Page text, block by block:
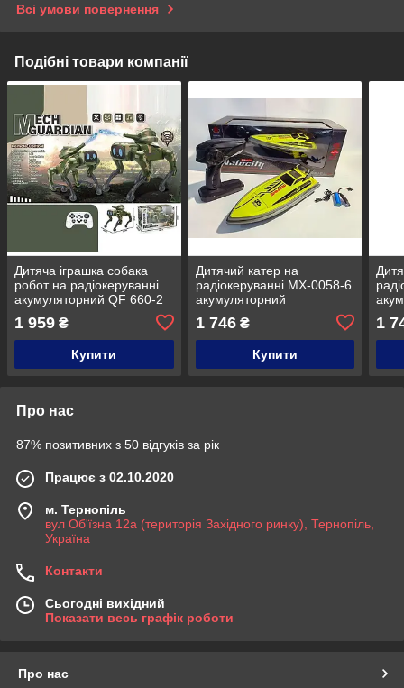
Всі умови повернення
Подібні товари компанії
Дитяча іграшка собака
робот на радіокеруванні
акумуляторний QF 660-2
1 959 ₴
Купити
Дитячий катер на
радіокеруванні MX-0058-6
акумуляторний
водонепроникний Жовтий
1 746₴
Купити
1
Про нас
87% позитивних з 50 відгуків за рік
Працює з 02.10.2020
м. Тернопіль
вул Об'їзна 12а (територія Західного ринку), Тернопіль,
Україна
Контакти
Сьогодні вихідний
Показати весь графік роботи
Про нас